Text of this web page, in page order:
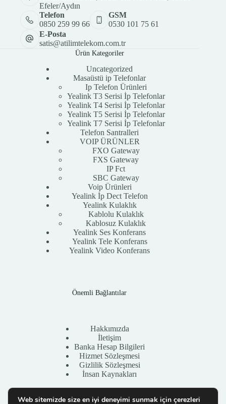
Efeler/Aydın
Telefon
0850 259 99 66
GSM
0530 101 75 61
E-Posta
satis@atilimtelekom.com.tr
Ürün Kategoriler
Uncategorized
Masaüstü ip Telefonlar
Ip Telefon Ürünleri
Yealink T3 Serisi İp Telefonlar
Yealink T4 Serisi İp Telefonlar
Yealink T5 Serisi İp Telefonlar
Yealink T7 Serisi İp Telefonlar
Telefon Santralleri
VOIP ÜRÜNLER
FXO Gateway
FXS Gateway
IP Fct
SBC Gateway
Voip Ürünleri
Yealink İp Dect Telefon
Yealink Kulaklık
Kablolu Kulaklık
Kablosuz Kulaklık
Yealink Ses Konferans
Yealink Tele Konferans
Yealink Video Konferans
Önemli Bağlantılar
Hakkımızda
İletişim
Banka Hesap Bilgileri
Hizmet Sözleşmesi
Gizlilik Sözleşmesi
İnsan Kaynakları
Web sitemizde size en iyi deneyimi sunmak için çerezleri